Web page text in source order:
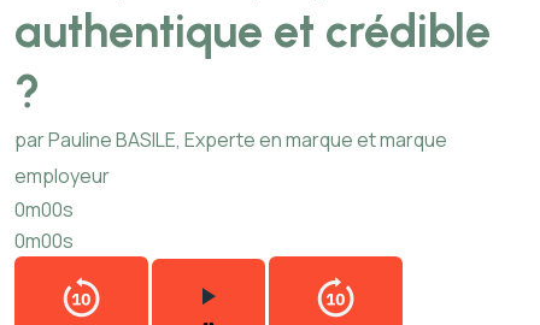
authentique et crédible
?
par Pauline BASILE, Experte en marque et marque
employeur
0m00s
0m00s